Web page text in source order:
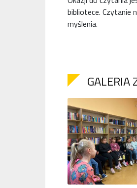
bibliotece. Czytanie
myślenia.
GALERIA